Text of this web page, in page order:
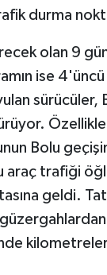
durma
olan 9
ise
sürücüler,
Bolu
araç trafiği
geldi.